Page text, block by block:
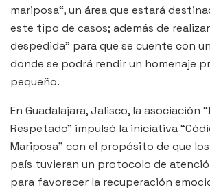
mariposa“, un área que estará
este tipo de casos; además de
despedida” para que se cuente con
donde se podrá rendir un homenaje
pequeño.
En Guadalajara, Jalisco, la asociación
Respetado” impulsó la iniciativa
Mariposa” con el propósito de que
país tuvieran un protocolo de
para favorecer la recuperación